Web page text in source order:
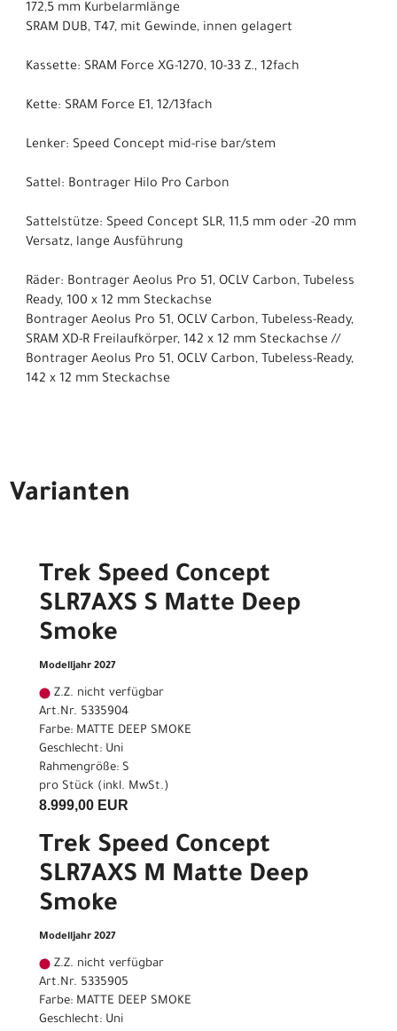
172,5 mm Kurbelarmlänge
SRAM DUB, T47, mit Gewinde, innen gelagert
Kassette: SRAM Force XG-1270, 10-33 Z., 12fach
Kette: SRAM Force E1, 12/13fach
Lenker: Speed Concept mid-rise bar/stem
Sattel: Bontrager Hilo Pro Carbon
Sattelstütze: Speed Concept SLR, 11,5 mm oder -20 mm
Versatz, lange Ausführung
Räder: Bontrager Aeolus Pro 51, OCLV Carbon, Tubeless
Ready, 100 x 12 mm Steckachse
Bontrager Aeolus Pro 51, OCLV Carbon, Tubeless-Ready,
SRAM XD-R Freilaufkörper, 142 x 12 mm Steckachse //
Bontrager Aeolus Pro 51, OCLV Carbon, Tubeless-Ready,
142 x 12 mm Steckachse
Varianten
Trek Speed Concept
SLR7AXS S Matte Deep
Smoke
Modelljahr 2027
Z.Z. nicht verfügbar
Art.Nr. 5335904
Farbe: MATTE DEEP SMOKE
Geschlecht: Uni
Rahmengröße: S
pro Stück (inkl. MwSt.)
8.999,00 EUR
Trek Speed Concept
SLR7AXS M Matte Deep
Smoke
Modelljahr 2027
Z.Z. nicht verfügbar
Art.Nr. 5335905
Farbe: MATTE DEEP SMOKE
Geschlecht: Uni